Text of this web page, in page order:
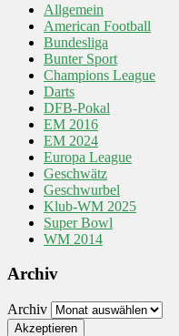
Allgemein
American Football
Bundesliga
Bunter Sport
Champions League
Darts
DFB-Pokal
EM 2016
EM 2024
Europa League
Geschwätz
Geschwurbel
Klub-WM 2025
Super Bowl
WM 2014
Archiv
Archiv